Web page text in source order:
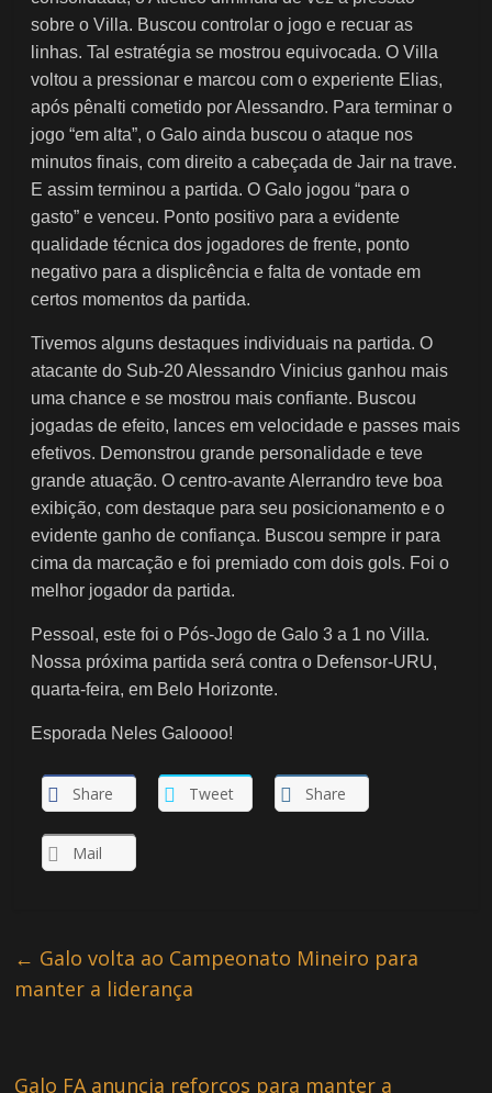
sobre o Villa. Buscou controlar o jogo e recuar as
linhas. Tal estratégia se mostrou equivocada. O Villa
voltou a pressionar e marcou com o experiente Elias,
após pênalti cometido por Alessandro. Para terminar o
jogo “em alta”, o Galo ainda buscou o ataque nos
minutos finais, com direito a cabeçada de Jair na trave.
E assim terminou a partida. O Galo jogou “para o
gasto” e venceu. Ponto positivo para a evidente
qualidade técnica dos jogadores de frente, ponto
negativo para a displicência e falta de vontade em
certos momentos da partida.
Tivemos alguns destaques individuais na partida. O
atacante do Sub-20 Alessandro Vinicius ganhou mais
uma chance e se mostrou mais confiante. Buscou
jogadas de efeito, lances em velocidade e passes mais
efetivos. Demonstrou grande personalidade e teve
grande atuação. O centro-avante Alerrandro teve boa
exibição, com destaque para seu posicionamento e o
evidente ganho de confiança. Buscou sempre ir para
cima da marcação e foi premiado com dois gols. Foi o
melhor jogador da partida.
Pessoal, este foi o Pós-Jogo de Galo 3 a 1 no Villa.
Nossa próxima partida será contra o Defensor-URU,
quarta-feira, em Belo Horizonte.
Esporada Neles Galoooo!
Share Tweet Share
Mail
← Galo volta ao Campeonato Mineiro para
manter a liderança
Galo FA anuncia reforços para manter a